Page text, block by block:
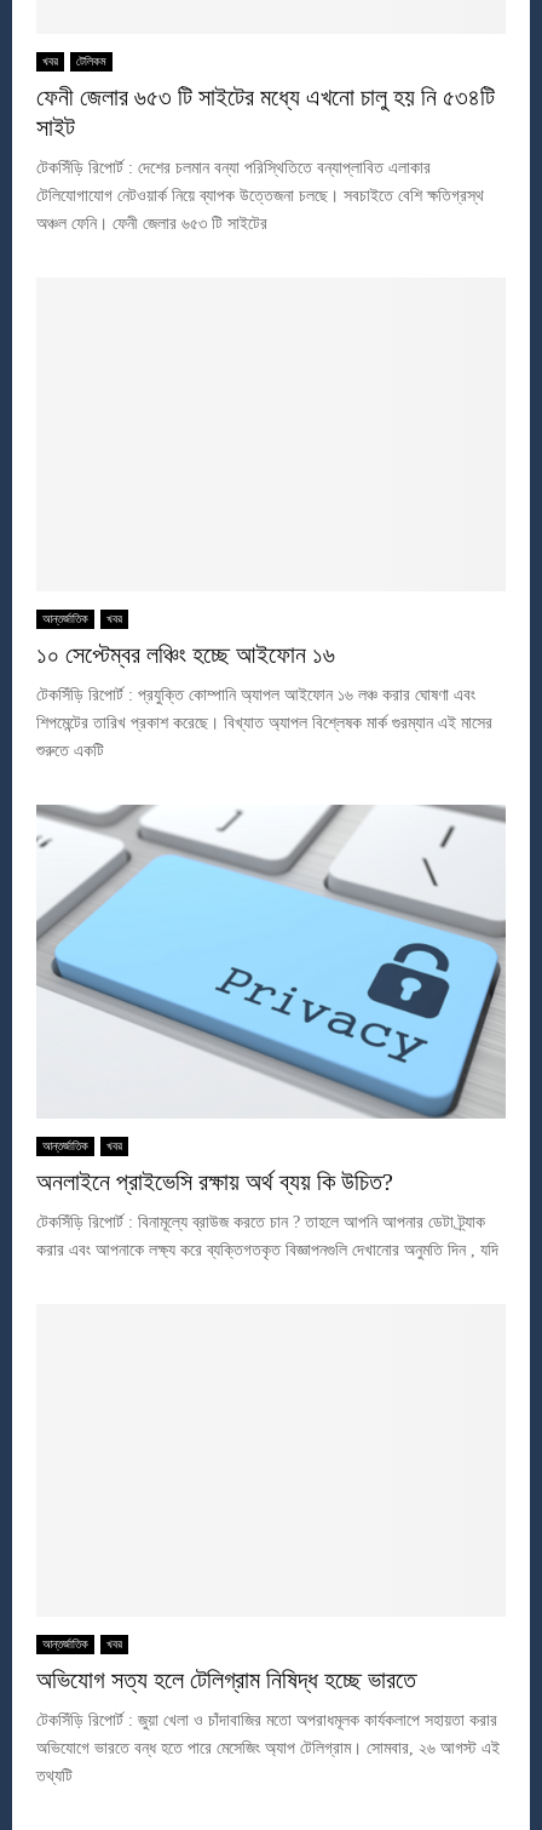
খবর টেলিকম
ফেনী জেলার ৬৫৩ টি সাইটের মধ্যে এখনো চালু হয় নি ৫৩৪টি
সাইট
টেকসিঁড়ি রিপোর্ট : দেশের চলমান বন্যা পরিস্থিতিতে বন্যাপ্লাবিত এলাকার
টেলিযোগাযোগ নেটওয়ার্ক নিয়ে ব্যাপক উত্তেজনা চলছে। সবচাইতে বেশি ক্ষতিগ্রস্থ
অঞ্চল ফেনি। ফেনী জেলার ৬৫৩ টি সাইটের
আন্তর্জাতিক খবর
১০ সেপ্টেম্বর লঞ্চিং হচ্ছে আইফোন ১৬
টেকসিঁড়ি রিপোর্ট : প্রযুক্তি কোম্পানি অ্যাপল আইফোন ১৬ লঞ্চ করার ঘোষণা এবং
শিপমেন্টের তারিখ প্রকাশ করেছে। বিখ্যাত অ্যাপল বিশ্লেষক মার্ক গুরম্যান এই মাসের
শুরুতে একটি
আন্তর্জাতিক খবর
অনলাইনে প্রাইভেসি রক্ষায় অর্থ ব্যয় কি উচিত?
টেকসিঁড়ি রিপোর্ট : বিনামূল্যে ব্রাউজ করতে চান ? তাহলে আপনি আপনার ডেটা ট্র্যাক
করার এবং আপনাকে লক্ষ্য করে ব্যক্তিগতকৃত বিজ্ঞাপনগুলি দেখানোর অনুমতি দিন , যদি
আন্তর্জাতিক খবর
অভিযোগ সত্য হলে টেলিগ্রাম নিষিদ্ধ হচ্ছে ভারতে
টেকসিঁড়ি রিপোর্ট : জুয়া খেলা ও চাঁদাবাজির মতো অপরাধমূলক কার্যকলাপে সহায়তা করার
অভিযোগে ভারতে বন্ধ হতে পারে মেসেজিং অ্যাপ টেলিগ্রাম। সোমবার, ২৬ আগস্ট এই
তথ্যটি